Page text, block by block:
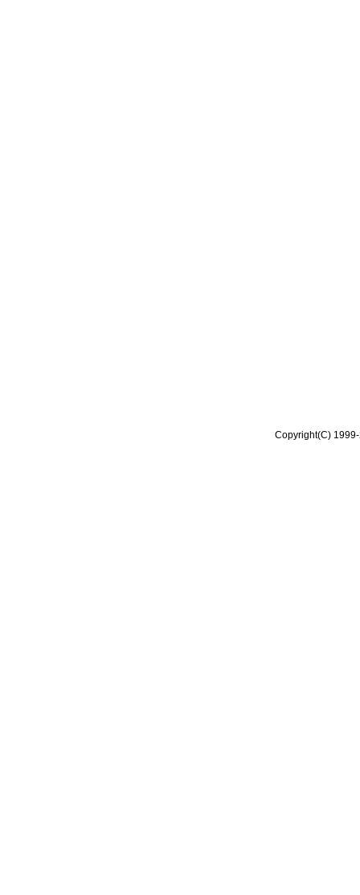
Copyright(C)